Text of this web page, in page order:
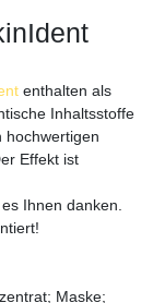
enthalten als
Inhaltsstoffe
hochwertigen
Effekt ist
Ihnen danken.
Maske;